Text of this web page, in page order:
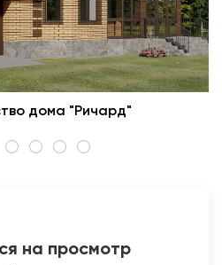
дома "Ричард"
на просмотр